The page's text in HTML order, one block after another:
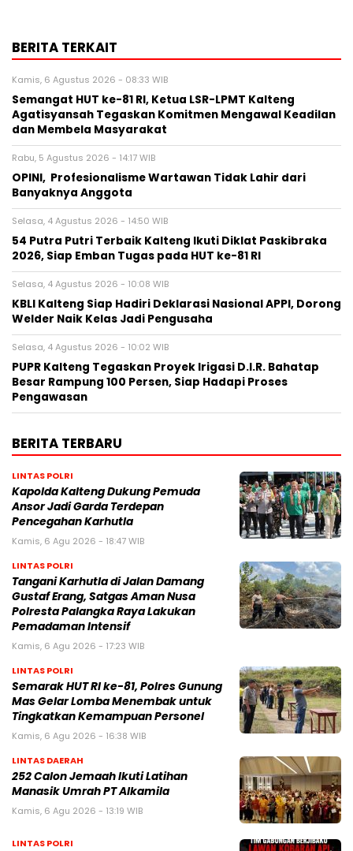
BERITA TERKAIT
Kamis, 6 Agustus 2026 - 08:33 WIB
Semangat HUT ke-81 RI, Ketua LSR-LPMT Kalteng
Agatisyansah Tegaskan Komitmen Mengawal Keadilan
dan Membela Masyarakat
Rabu, 5 Agustus 2026 - 14:17 WIB
OPINI, Profesionalisme Wartawan Tidak Lahir dari
Banyaknya Anggota
Selasa, 4 Agustus 2026 - 14:50 WIB
54 Putra Putri Terbaik Kalteng Ikuti Diklat Paskibraka
2026, Siap Emban Tugas pada HUT ke-81 RI
Selasa, 4 Agustus 2026 - 10:08 WIB
KBLI Kalteng Siap Hadiri Deklarasi Nasional APPI, Dorong
Welder Naik Kelas Jadi Pengusaha
Selasa, 4 Agustus 2026 - 10:02 WIB
PUPR Kalteng Tegaskan Proyek Irigasi D.I.R. Bahatap
Besar Rampung 100 Persen, Siap Hadapi Proses
Pengawasan
BERITA TERBARU
LINTAS POLRI
Kapolda Kalteng Dukung Pemuda
Ansor Jadi Garda Terdepan
Pencegahan Karhutla
Kamis, 6 Agu 2026 - 18:47 WIB
LINTAS POLRI
Tangani Karhutla di Jalan Damang
Gustaf Erang, Satgas Aman Nusa
Polresta Palangka Raya Lakukan
Pemadaman Intensif
Kamis, 6 Agu 2026 - 17:23 WIB
LINTAS POLRI
Semarak HUT RI ke-81, Polres Gunung
Mas Gelar Lomba Menembak untuk
Tingkatkan Kemampuan Personel
Kamis, 6 Agu 2026 - 16:38 WIB
LINTAS DAERAH
252 Calon Jemaah Ikuti Latihan
Manasik Umrah PT Alkamila
Kamis, 6 Agu 2026 - 13:19 WIB
LINTAS POLRI